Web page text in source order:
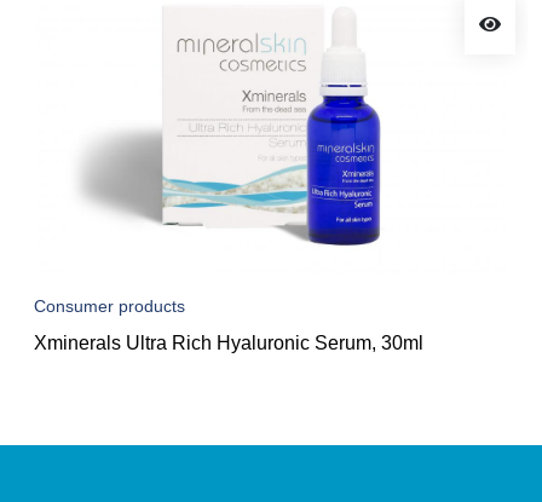
Consumer products
Xminerals Ultra Rich Hyaluronic Serum, 30ml